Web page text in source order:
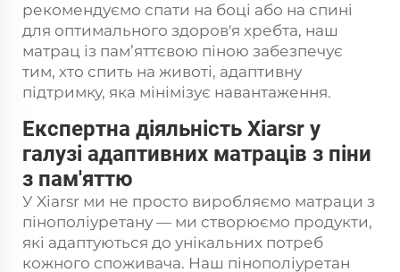
рекомендуємо спати на боці або на спині
для оптимального здоров'я хребта, наш
матрац із пам’яттєвою піною забезпечує
тим, хто спить на животі, адаптивну
підтримку, яка мінімізує навантаження.
Експертна діяльність Xiarsr у
галузі адаптивних матраців з піни
з пам'яттю
У Xiarsr ми не просто виробляємо матраци з
пінополіуретану — ми створюємо продукти,
які адаптуються до унікальних потреб
кожного споживача. Наш пінополіуретан